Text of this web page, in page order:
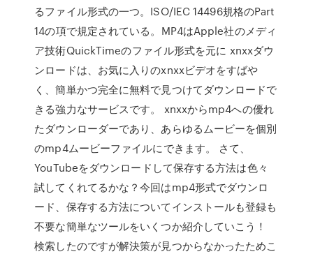
るファイル形式の一つ。ISO/IEC 14496規格のPart
14の項で規定されている。MP4はApple社のメディ
ア技術QuickTimeのファイル形式を元に xnxxダウ
ンロードは、お気に入りのxnxxビデオをすばや
く、簡単かつ完全に無料で見つけてダウンロードで
きる強力なサービスです。 xnxxからmp4への優れ
たダウンローダーであり、あらゆるムービーを個別
のmp4ムービーファイルにできます。 さて、
YouTubeをダウンロードして保存する方法は色々
試してくれてるかな？今回はmp4形式でダウンロ
ード、保存する方法についてインストールも登録も
不要な簡単なツールをいくつか紹介していこう！
検索したのですが解決策が見つからなかったためこ